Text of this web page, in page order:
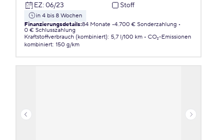
EZ: 06/23 Stoff
in 4 bis 8 Wochen
Finanzierungsdetails:84 Monate 4.700 € Sonderzahlung
0 € Schlusszahlung
Kraftstoffverbrauch (kombiniert): 5,7 l/100 km
CO₂-Emissionen
kombiniert: 150 g/km